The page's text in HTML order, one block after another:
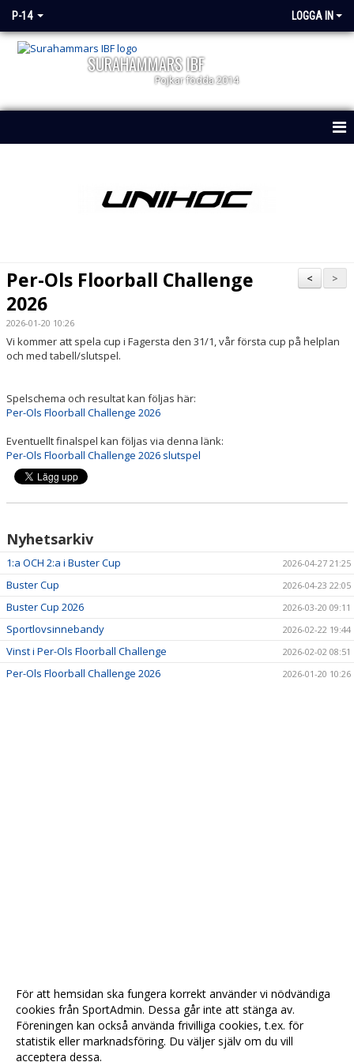
P-14 LOGGA IN
SURAHAMMARS IBF
Pojkar födda 2014
TRUPPEN
DOKUMENT
BILDGALLERI
KONTAKT
>
<
Per-Ols Floorball Challenge
2026
2026-01-20 10:26
Vi kommer att spela cup i Fagersta den 31/1, vår första cup på helplan
och med tabell/slutspel.
Spelschema och resultat kan följas här:
Per-Ols Floorball Challenge 2026
Eventuellt finalspel kan följas via denna länk:
Per-Ols Floorball Challenge 2026 slutspel
Nyhetsarkiv
1:a OCH 2:a i Buster Cup 2026-04-27 21:25
Buster Cup 2026-04-23 22:05
Buster Cup 2026 2026-03-20 09:11
Sportlovsinnebandy 2026-02-22 19:44
Vinst i Per-Ols Floorball Challenge 2026-02-02 08:51
Per-Ols Floorball Challenge 2026 2026-01-20 10:26
För att hemsidan ska fungera korrekt använder vi nödvändiga
cookies från SportAdmin. Dessa går inte att stänga av.
Föreningen kan också använda frivilliga cookies, t.ex. för
statistik eller marknadsföring. Du väljer själv om du vill
acceptera dessa.